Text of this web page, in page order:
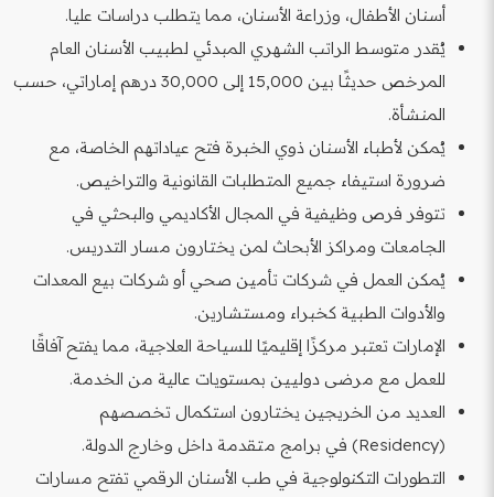
أسنان الأطفال، وزراعة الأسنان، مما يتطلب دراسات عليا.
يُقدر متوسط الراتب الشهري المبدئي لطبيب الأسنان العام
المرخص حديثًا بين 15,000 إلى 30,000 درهم إماراتي، حسب
المنشأة.
يُمكن لأطباء الأسنان ذوي الخبرة فتح عياداتهم الخاصة، مع
ضرورة استيفاء جميع المتطلبات القانونية والتراخيص.
تتوفر فرص وظيفية في المجال الأكاديمي والبحثي في
الجامعات ومراكز الأبحاث لمن يختارون مسار التدريس.
يُمكن العمل في شركات تأمين صحي أو شركات بيع المعدات
والأدوات الطبية كخبراء ومستشارين.
الإمارات تعتبر مركزًا إقليميًا للسياحة العلاجية، مما يفتح آفاقًا
للعمل مع مرضى دوليين بمستويات عالية من الخدمة.
العديد من الخريجين يختارون استكمال تخصصهم
(Residency) في برامج متقدمة داخل وخارج الدولة.
التطورات التكنولوجية في طب الأسنان الرقمي تفتح مسارات